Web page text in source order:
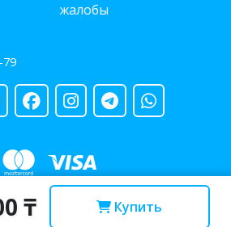
₸ Купить
79
жалобы
2026 RUBA - разработаноwebula.kz